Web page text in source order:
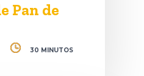
Pan de
30 MINUTOS